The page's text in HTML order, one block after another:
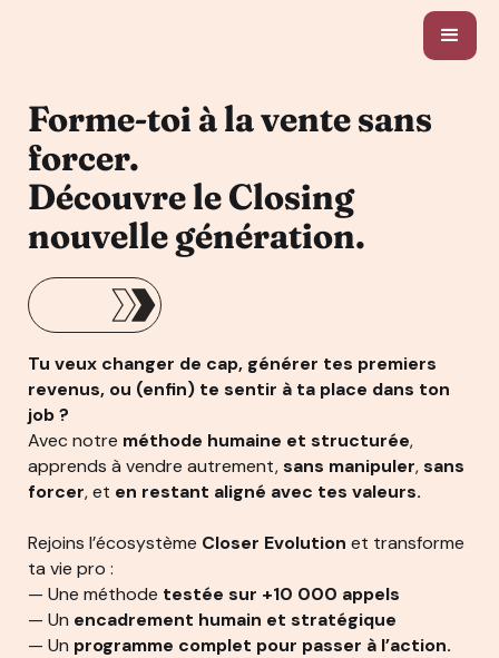
Forme-toi à la vente sans
forcer.
Découvre le Closing
nouvelle génération.
Tu veux changer de cap, générer tes premiers
revenus, ou (enfin) te sentir à ta place dans ton
job ?
Avec notre méthode humaine et structurée,
apprends à vendre autrement,sans manipuler,sans
forcer, et en restant aligné avec tes valeurs.
Rejoins l’écosystème Closer Evolution et transforme
ta vie pro :
— Une méthode testée sur +10 000 appels
— Un encadrement humain et stratégique
— Un programme complet pour passer à l’action.